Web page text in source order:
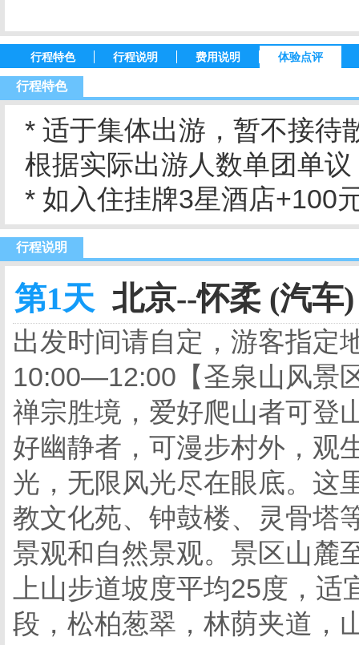
行程特色 行程说明 费用说明 体验点评
行程特色
* 适于集体出游，暂不接待
根据实际出游人数单团单议
* 如入住挂牌3星酒店+100
行程说明
第1天 北京--怀柔 (汽车)
出发时间请自定，游客指定
10:00—12:00【圣泉山风景
禅宗胜境，爱好爬山者可登
好幽静者，可漫步村外，观
光，无限风光尽在眼底。这
教文化苑、钟鼓楼、灵骨塔
景观和自然景观。景区山麓
上山步道坡度平均25度，适
段，松柏葱翠，林荫夹道，